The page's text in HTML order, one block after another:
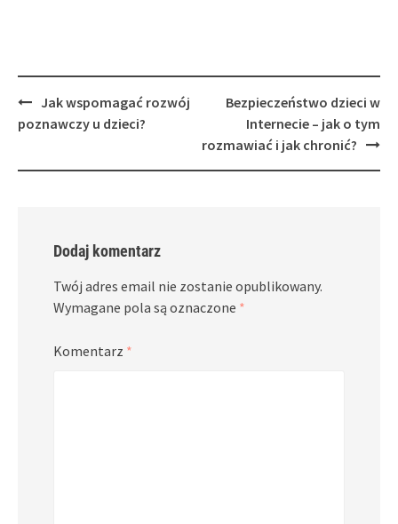
Post
navigation
Jak wspomagać rozwój
poznawczy u dzieci?
Bezpieczeństwo dzieci w
Internecie – jak o tym
rozmawiać i jak chronić?
Dodaj komentarz
Twój adres email nie zostanie opublikowany.
Wymagane pola są oznaczone *
Komentarz *